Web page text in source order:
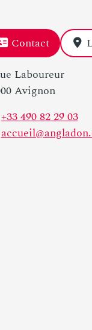
Contact
Laboureur
Avignon
+33 490 82 29 03